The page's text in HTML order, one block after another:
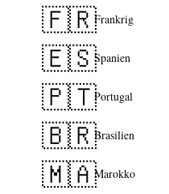
🇫🇷Frankrig
🇪🇸Spanien
🇵🇹Portugal
🇧🇷Brasilien
🇲🇦Marokko